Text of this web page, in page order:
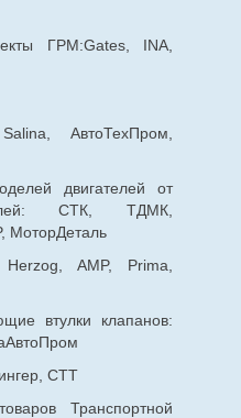
ГРМ:Gates, INA,
АвтоТехПром,
двигателей от
СТК, ТДМК,
МоторДеталь
AMP, Prima,
втулки клапанов:
СТТ
Транспортной